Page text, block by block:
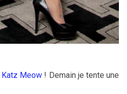
Katz Meow ! Demain je tente une